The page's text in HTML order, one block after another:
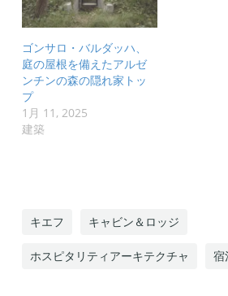
ゴンサロ・バルダッハ、
庭の屋根を備えたアルゼ
ンチンの森の隠れ家トッ
プ
1月 11, 2025
建築
キエフ キャビン＆ロッジ
ホスピタリティアーキテクチャ 宿